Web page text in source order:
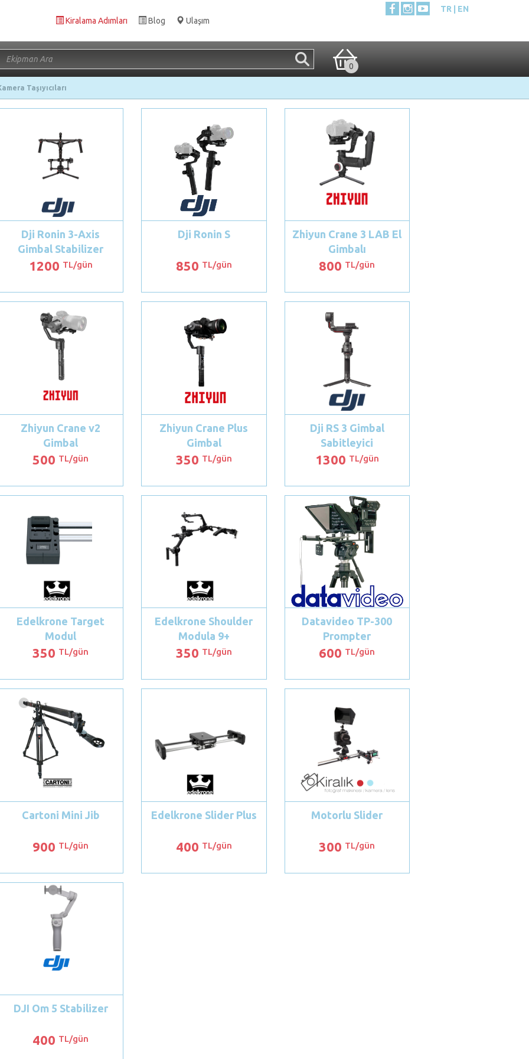
Kiralama Adımları Blog Ulaşım
TR EN
0
Taşıyıcıları
Dji Ronin 3-Axis
Gimbal Stabilizer
1200 TL/gün
Dji Ronin S
850 TL/gün
Zhiyun Crane 3 LAB El
Gimbalı
800 TL/gün
Zhiyun Crane v2
Gimbal
500 TL/gün
Zhiyun Crane Plus
Gimbal
350 TL/gün
Dji RS 3 Gimbal
Sabitleyici
1300 TL/gün
Edelkrone Target
Modul
350 TL/gün
Edelkrone Shoulder
Modula 9+
350 TL/gün
Datavideo TP-300
Prompter
600 TL/gün
Cartoni Mini Jib
900 TL/gün
Edelkrone Slider Plus
400 TL/gün
Motorlu Slider
300 TL/gün
DJI Om 5 Stabilizer
400 TL/gün